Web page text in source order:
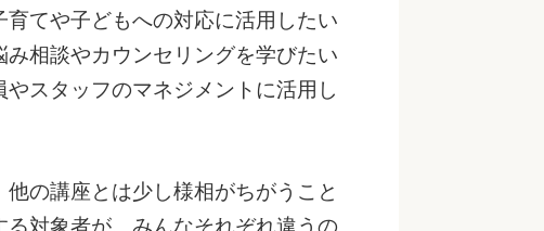
てや子どもへの対応に活用したい
相談やカウンセリングを学びたい
スタッフのマネジメントに活用し
の講座とは少し様相がちがうこと
対象者が、みんなそれぞれ違うの